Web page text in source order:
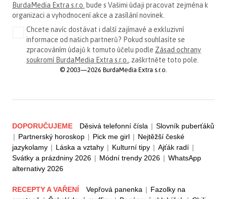
BurdaMedia Extra s.r.o. bude s Vašimi údaji pracovat zejména k
organizaci a vyhodnocení akce a zasílání novinek.
Chcete navíc dostávat i další zajímavé a exkluzivní
informace od našich partnerů? Pokud souhlasíte se
zpracováním údajů k tomuto účelu podle Zásad ochrany
soukromí BurdaMedia Extra s.r.o. , zaškrtněte toto pole.
© 2003—2026 BurdaMedia Extra s.r.o.
DOPORUČUJEME Děsivá telefonní čísla | Slovník puberťáků
| Partnerský horoskop | Pick me girl | Nejtěžší české
jazykolamy | Láska a vztahy | Kulturní tipy | Ajťák radí |
Svátky a prázdniny 2026 | Módní trendy 2026 | WhatsApp
alternativy 2026
RECEPTY A VAŘENÍ Vepřová panenka | Fazolky na